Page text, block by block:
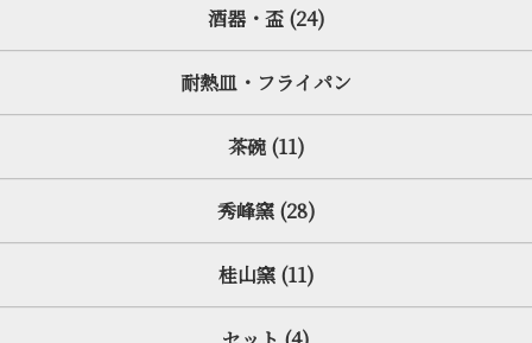
酒器・盃 (24)
耐熱皿・フライパン
茶碗 (11)
秀峰窯 (28)
桂山窯 (11)